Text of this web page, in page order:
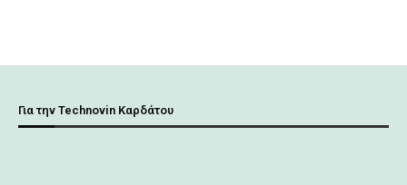
Για την Technovin Καρδάτου